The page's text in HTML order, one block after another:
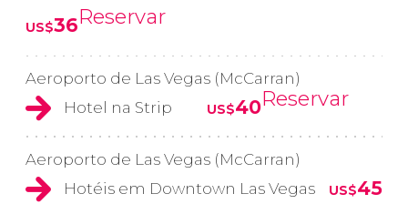
US$36Reservar
Aeroporto de Las Vegas (McCarran)
Hotel na Strip
US$40Reservar
Aeroporto de Las Vegas (McCarran)
Hotéis em Downtown Las Vegas
US$45